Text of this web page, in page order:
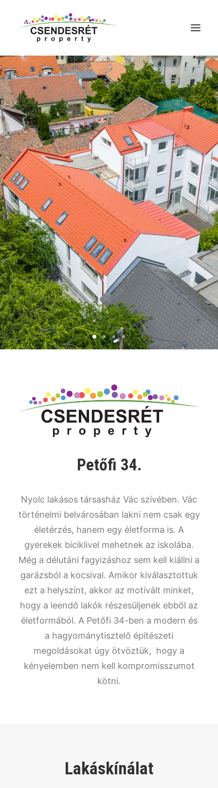
LAKÁSKÍNÁLATUNK
REFERENCIÁK
KÖLTÖZZ VÁCRA
KAPCSOLAT
Petőfi 34.
Nyolc lakásos társasház Vác szívében. Vác
történelmi belvárosában lakni nem csak egy
életérzés, hanem egy életforma is. A
gyerekek biciklivel mehetnek az iskolába.
Még a délutáni fagyizáshoz sem kell kiállni a
garázsból a kocsival. Amikor kiválasztottuk
ezt a helyszínt, akkor az motivált minket,
hogy a leendő lakók részesüljenek ebből az
életformából. A Petőfi 34-ben a modern és
a hagyománytisztelő építészeti
megoldásokat úgy ötvöztük, hogy a
kényelemben nem kell kompromisszumot
kötni.
Lakáskínálat